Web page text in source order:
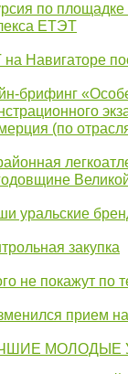
по
ЕТЭТ
Навигаторе
брифинг
(по
уральские
закупка
не покажут по
прием
МОЛОДЫЕ